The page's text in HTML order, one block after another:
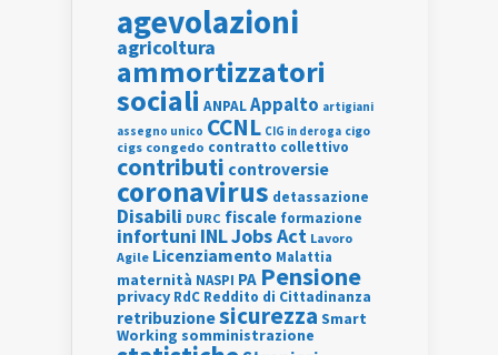
agevolazioni
agricoltura
ammortizzatori
sociali ANPALAppalto artigiani
assegno unico CCNL CIG in deroga cigo
cigs congedo contratto collettivo
contributi controversie
coronavirus detassazione
Disabili DURC fiscale formazione
infortuni INLJobs Act Lavoro
Agile Licenziamento Malattia
maternità NASPI PA Pensione
privacy RdC Reddito di Cittadinanza
retribuzionesicurezza Smart
Working somministrazione